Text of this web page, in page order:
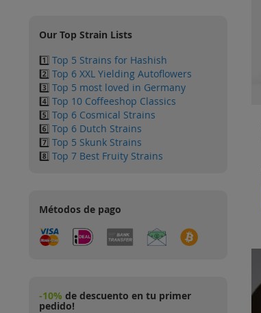
Our Top Strain Lists
1️⃣ Top 5 Strains for Hashish
2️⃣ Top 6 XXL Yielding Autoflowers
3️⃣ Top 5 most loved in Germany
4️⃣ Top 10 Coffeeshop Classics
5️⃣ Top 6 Cosmical Strains
6️⃣ Top 6 Dutch Strains
7️⃣ Top 5 Skunk Strains
8️⃣ Top 7 Best Fruity Strains
Métodos de pago
-10% de descuento en tu primer
pedido!